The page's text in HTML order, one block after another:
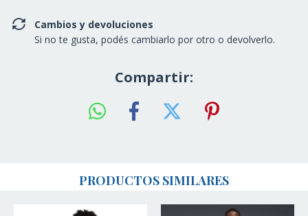
Cambios y devoluciones
Si no te gusta, podés cambiarlo por otro o devolverlo.
Compartir:
PRODUCTOS SIMILARES